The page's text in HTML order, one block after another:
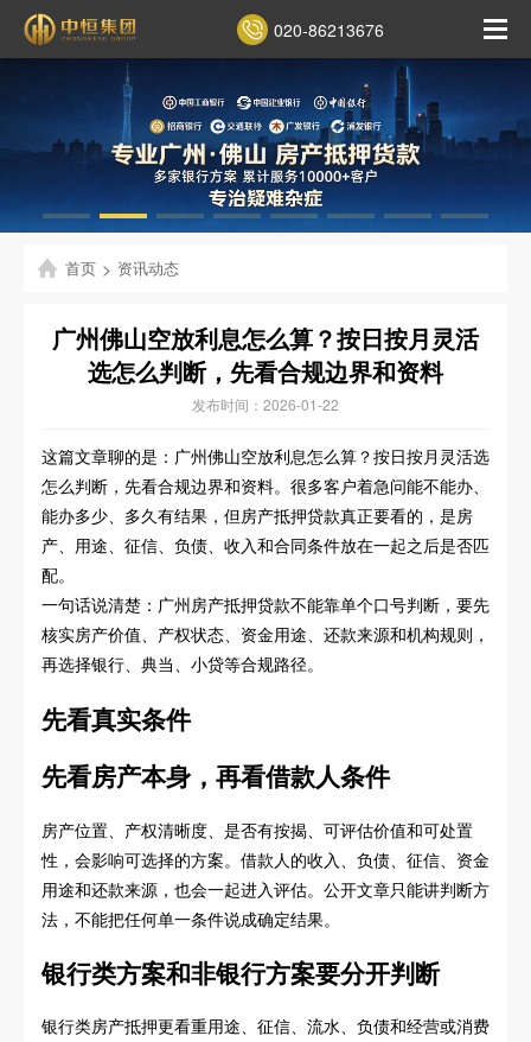
020-86213676
首页 > 资讯动态
广州佛山空放利息怎么算？按日按月灵活
选怎么判断，先看合规边界和资料
发布时间：2026-01-22
这篇文章聊的是：广州佛山空放利息怎么算？按日按月灵活选
怎么判断，先看合规边界和资料。很多客户着急问能不能办、
能办多少、多久有结果，但房产抵押贷款真正要看的，是房
产、用途、征信、负债、收入和合同条件放在一起之后是否匹
配。
一句话说清楚：广州房产抵押贷款不能靠单个口号判断，要先
核实房产价值、产权状态、资金用途、还款来源和机构规则，
再选择银行、典当、小贷等合规路径。
先看真实条件
先看房产本身，再看借款人条件
房产位置、产权清晰度、是否有按揭、可评估价值和可处置
性，会影响可选择的方案。借款人的收入、负债、征信、资金
用途和还款来源，也会一起进入评估。公开文章只能讲判断方
法，不能把任何单一条件说成确定结果。
银行类方案和非银行方案要分开判断
银行类房产抵押更看重用途、征信、流水、负债和经营或消费